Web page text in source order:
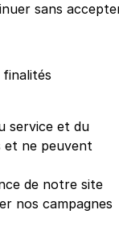
réduit votre
avec soin à
sans
service et du
et ne peuvent
de notre site
nos campagnes